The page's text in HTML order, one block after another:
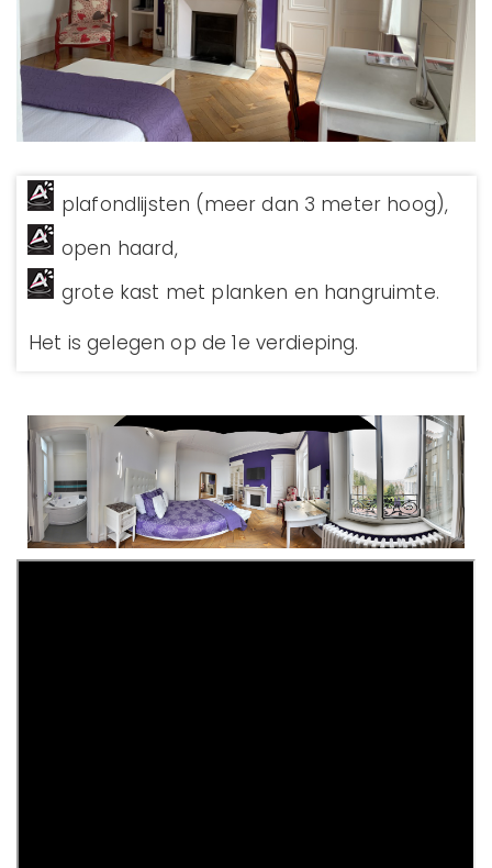
plafondlijsten (meer dan 3 meter hoog),
open haard,
grote kast met planken en hangruimte.
Het is gelegen op de 1e verdieping.